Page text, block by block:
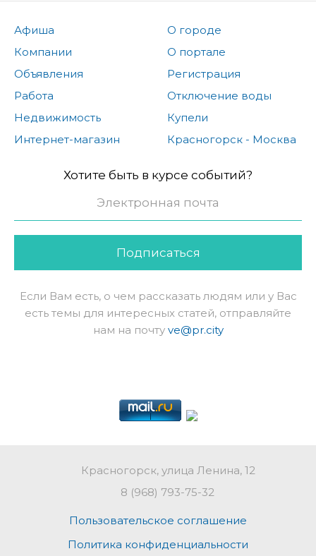
Афиша
Компании
Объявления
Работа
Недвижимость
Интернет-магазин
О городе
О портале
Регистрация
Отключение воды
Купели
Красногорск - Москва
Хотите быть в курсе событий?
Подписаться
Если Вам есть, о чем рассказать людям или у Вас
есть темы для интересных статей, отправляйте
нам на почту ve@pr.city
Красногорск, улица Ленина, 12
8 (968) 793-75-32
Пользовательское соглашение
Политика конфиденциальности